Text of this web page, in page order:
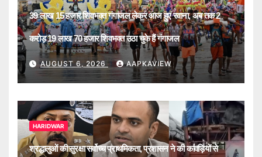
39 लाख 15 हजार शिवभक्त गंगाजल लेकर आज हुए रवाना, अब तक 2
करोड़ 19 लाख 70 हजार शिवभक्त उठा चुके हैं गंगाजल
AUGUST 6, 2026 AAPKAVIEW
HARIDWAR
श्रद्धालुओं की सुरक्षा सर्वोच्च प्राथमिकता, प्रशासन ने की कांवड़ियों से